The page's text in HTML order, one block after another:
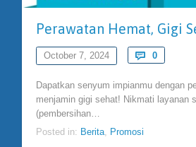
Perawatan Hemat, Gigi
October 7, 2024  0
Dapatkan senyum impianmu dengan
menjamin gigi sehat! Nikmati layanan
(pembersihan…
Posted in: Berita, Promosi